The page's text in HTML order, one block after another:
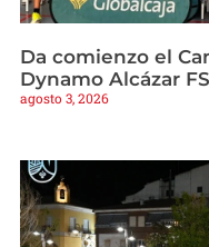
Da comienzo el
Dynamo Alcázar FS
agosto 3, 2026